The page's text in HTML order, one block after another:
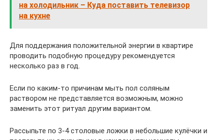
на холодильник – Куда поставить телевизор
на кухне
Для поддержания положительной энергии в квартире
проводить подобную процедуру рекомендуется
несколько раз в год.
Если по каким-то причинам мыть пол соляным
раствором не представляется возможным, можно
заменить этот ритуал другим вариантом.
Рассыпьте по 3-4 столовые ложки в небольшие кулёчки и